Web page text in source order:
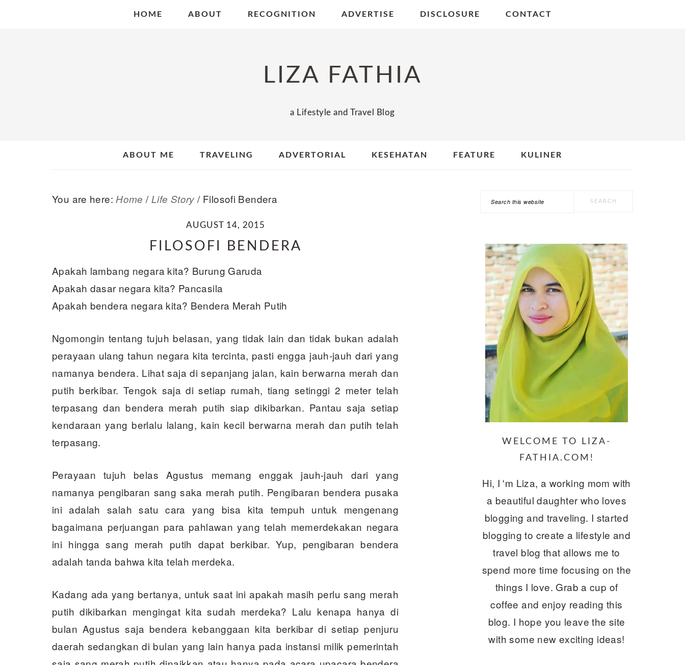
HOME ABOUT RECOGNITION ADVERTISE DISCLOSURE CONTACT
LIZA FATHIA
a Lifestyle and Travel Blog
ABOUT ME TRAVELING ADVERTORIAL KESEHATAN FEATURE KULINER
You are here: Home / Life Story /Filosofi Bendera
AUGUST 14, 2015
FILOSOFI BENDERA
Apakah lambang negara kita? Burung Garuda
Apakah dasar negara kita? Pancasila
Apakah bendera negara kita? Bendera Merah Putih
Ngomongin tentang tujuh belasan, yang tidak lain dan tidak bukan adalah
perayaa­n ulang tahun negara kita tercinta, pasti engga jauh-jauh dari yang
namanya bendera. Lihat saja di sepanjang jalan, kain berwarna merah dan
putih berkibar. Tengok saja di setiap rumah, tiang setinggi 2 meter telah
terpasang dan bendera merah putih siap dikibarkan. Pantau saja set­iap
kendaraan yang berlalu lalang, kain kecil berwarna merah dan putih telah
terpasang.
Perayaan tujuh belas Agustus memang enggak jauh-jauh dari yang
namanya pengibaran sang saka merah putih. Pengibaran bendera pusaka
ini adalah salah satu cara yang bisa kita tempuh untuk mengenang
bagaimana perjuangan para pahlawan yang telah memerdekakan negara
ini hingga sang merah putih dapat berkibar. Yup, pengibaran bendera
adalah tanda bahwa kita telah merdeka.
Kadang ada yang bertanya, untuk saat ini apakah masih perlu sang merah
putih dikibarkan mengingat kita sudah merdeka? Lalu kenapa hanya di
bulan Agustus saja bendera kebanggaan kita berkibar di setiap penjuru
daerah sedangkan di bulan yang lain hanya pada instansi milik pemerintah
PRIMARY
Search
WELCOME TO LIZA-
FATHIA.COM!
Hi, I 'm Liza, a working mom with
a beautiful daughter who loves
blogging and traveling. I started
blogging to create a lifestyle and
travel blog that allows me to
spend more time focusing on the
things I love. Grab a cup of
coffee and enjoy reading this
blog. I hope you leave the site
with some new exciting ideas!